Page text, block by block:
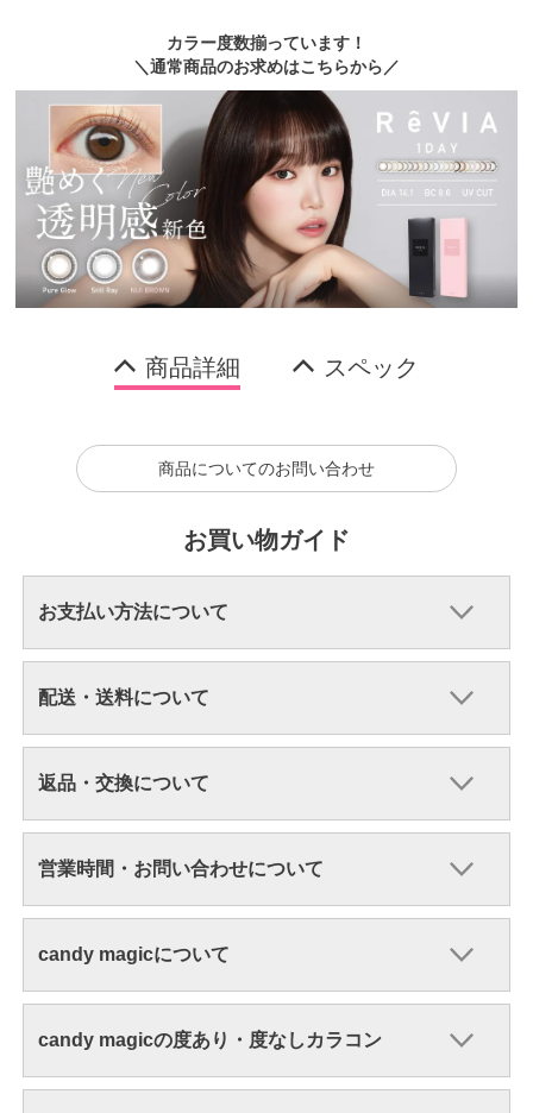
カラー度数揃っています！
＼通常商品のお求めはこちらから／
商品詳細 スペック
商品についてのお問い合わせ
お買い物ガイド
お支払い方法について
配送・送料について
返品・交換について
営業時間・お問い合わせについて
candy magicについて
candy magicの度あり・度なしカラコン